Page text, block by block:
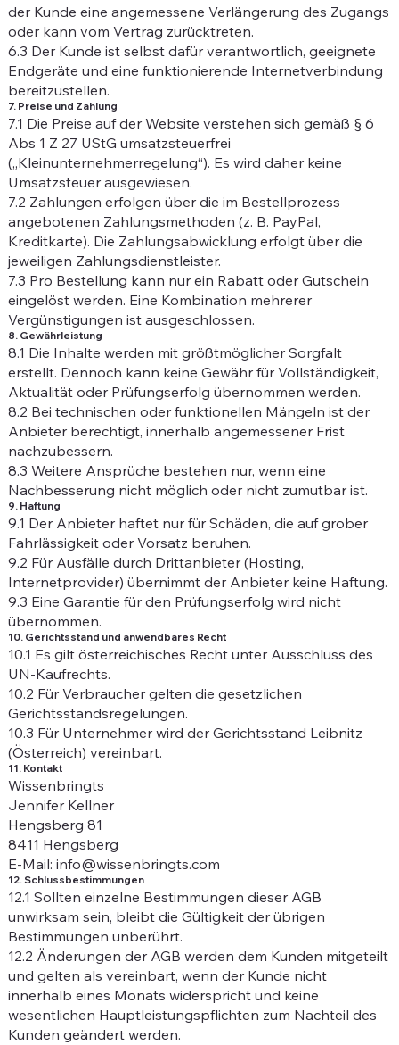
der Kunde eine angemessene Verlängerung des Zugangs
oder kann vom Vertrag zurücktreten.
6.3 Der Kunde ist selbst dafür verantwortlich, geeignete
Endgeräte und eine funktionierende Internetverbindung
bereitzustellen.
7. Preise und Zahlung
7.1 Die Preise auf der Website verstehen sich gemäß § 6
Abs 1 Z 27 UStG umsatzsteuerfrei
(„Kleinunternehmerregelung“). Es wird daher keine
Umsatzsteuer ausgewiesen.
7.2 Zahlungen erfolgen über die im Bestellprozess
angebotenen Zahlungsmethoden (z. B. PayPal,
Kreditkarte). Die Zahlungsabwicklung erfolgt über die
jeweiligen Zahlungsdienstleister.
7.3 Pro Bestellung kann nur ein Rabatt oder Gutschein
eingelöst werden. Eine Kombination mehrerer
Vergünstigungen ist ausgeschlossen.
8. Gewährleistung
8.1 Die Inhalte werden mit größtmöglicher Sorgfalt
erstellt. Dennoch kann keine Gewähr für Vollständigkeit,
Aktualität oder Prüfungserfolg übernommen werden.
8.2 Bei technischen oder funktionellen Mängeln ist der
Anbieter berechtigt, innerhalb angemessener Frist
nachzubessern.
8.3 Weitere Ansprüche bestehen nur, wenn eine
Nachbesserung nicht möglich oder nicht zumutbar ist.
9. Haftung
9.1 Der Anbieter haftet nur für Schäden, die auf grober
Fahrlässigkeit oder Vorsatz beruhen.
9.2 Für Ausfälle durch Drittanbieter (Hosting,
Internetprovider) übernimmt der Anbieter keine Haftung.
9.3 Eine Garantie für den Prüfungserfolg wird nicht
übernommen.
10. Gerichtsstand und anwendbares Recht
10.1 Es gilt österreichisches Recht unter Ausschluss des
UN-Kaufrechts.
10.2 Für Verbraucher gelten die gesetzlichen
Gerichtsstandsregelungen.
10.3 Für Unternehmer wird der Gerichtsstand Leibnitz
(Österreich) vereinbart.
11. Kontakt
Wissenbringts
Jennifer Kellner
Hengsberg 81
8411 Hengsberg
E-Mail: info@wissenbringts.com
12. Schlussbestimmungen
12.1 Sollten einzelne Bestimmungen dieser AGB
unwirksam sein, bleibt die Gültigkeit der übrigen
Bestimmungen unberührt.
12.2 Änderungen der AGB werden dem Kunden mitgeteilt
und gelten als vereinbart, wenn der Kunde nicht
innerhalb eines Monats widerspricht und keine
wesentlichen Hauptleistungspflichten zum Nachteil des
Kunden geändert werden.